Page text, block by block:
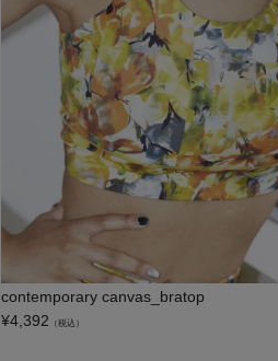
contemporary canvas_bratop
¥4,392 （税込）